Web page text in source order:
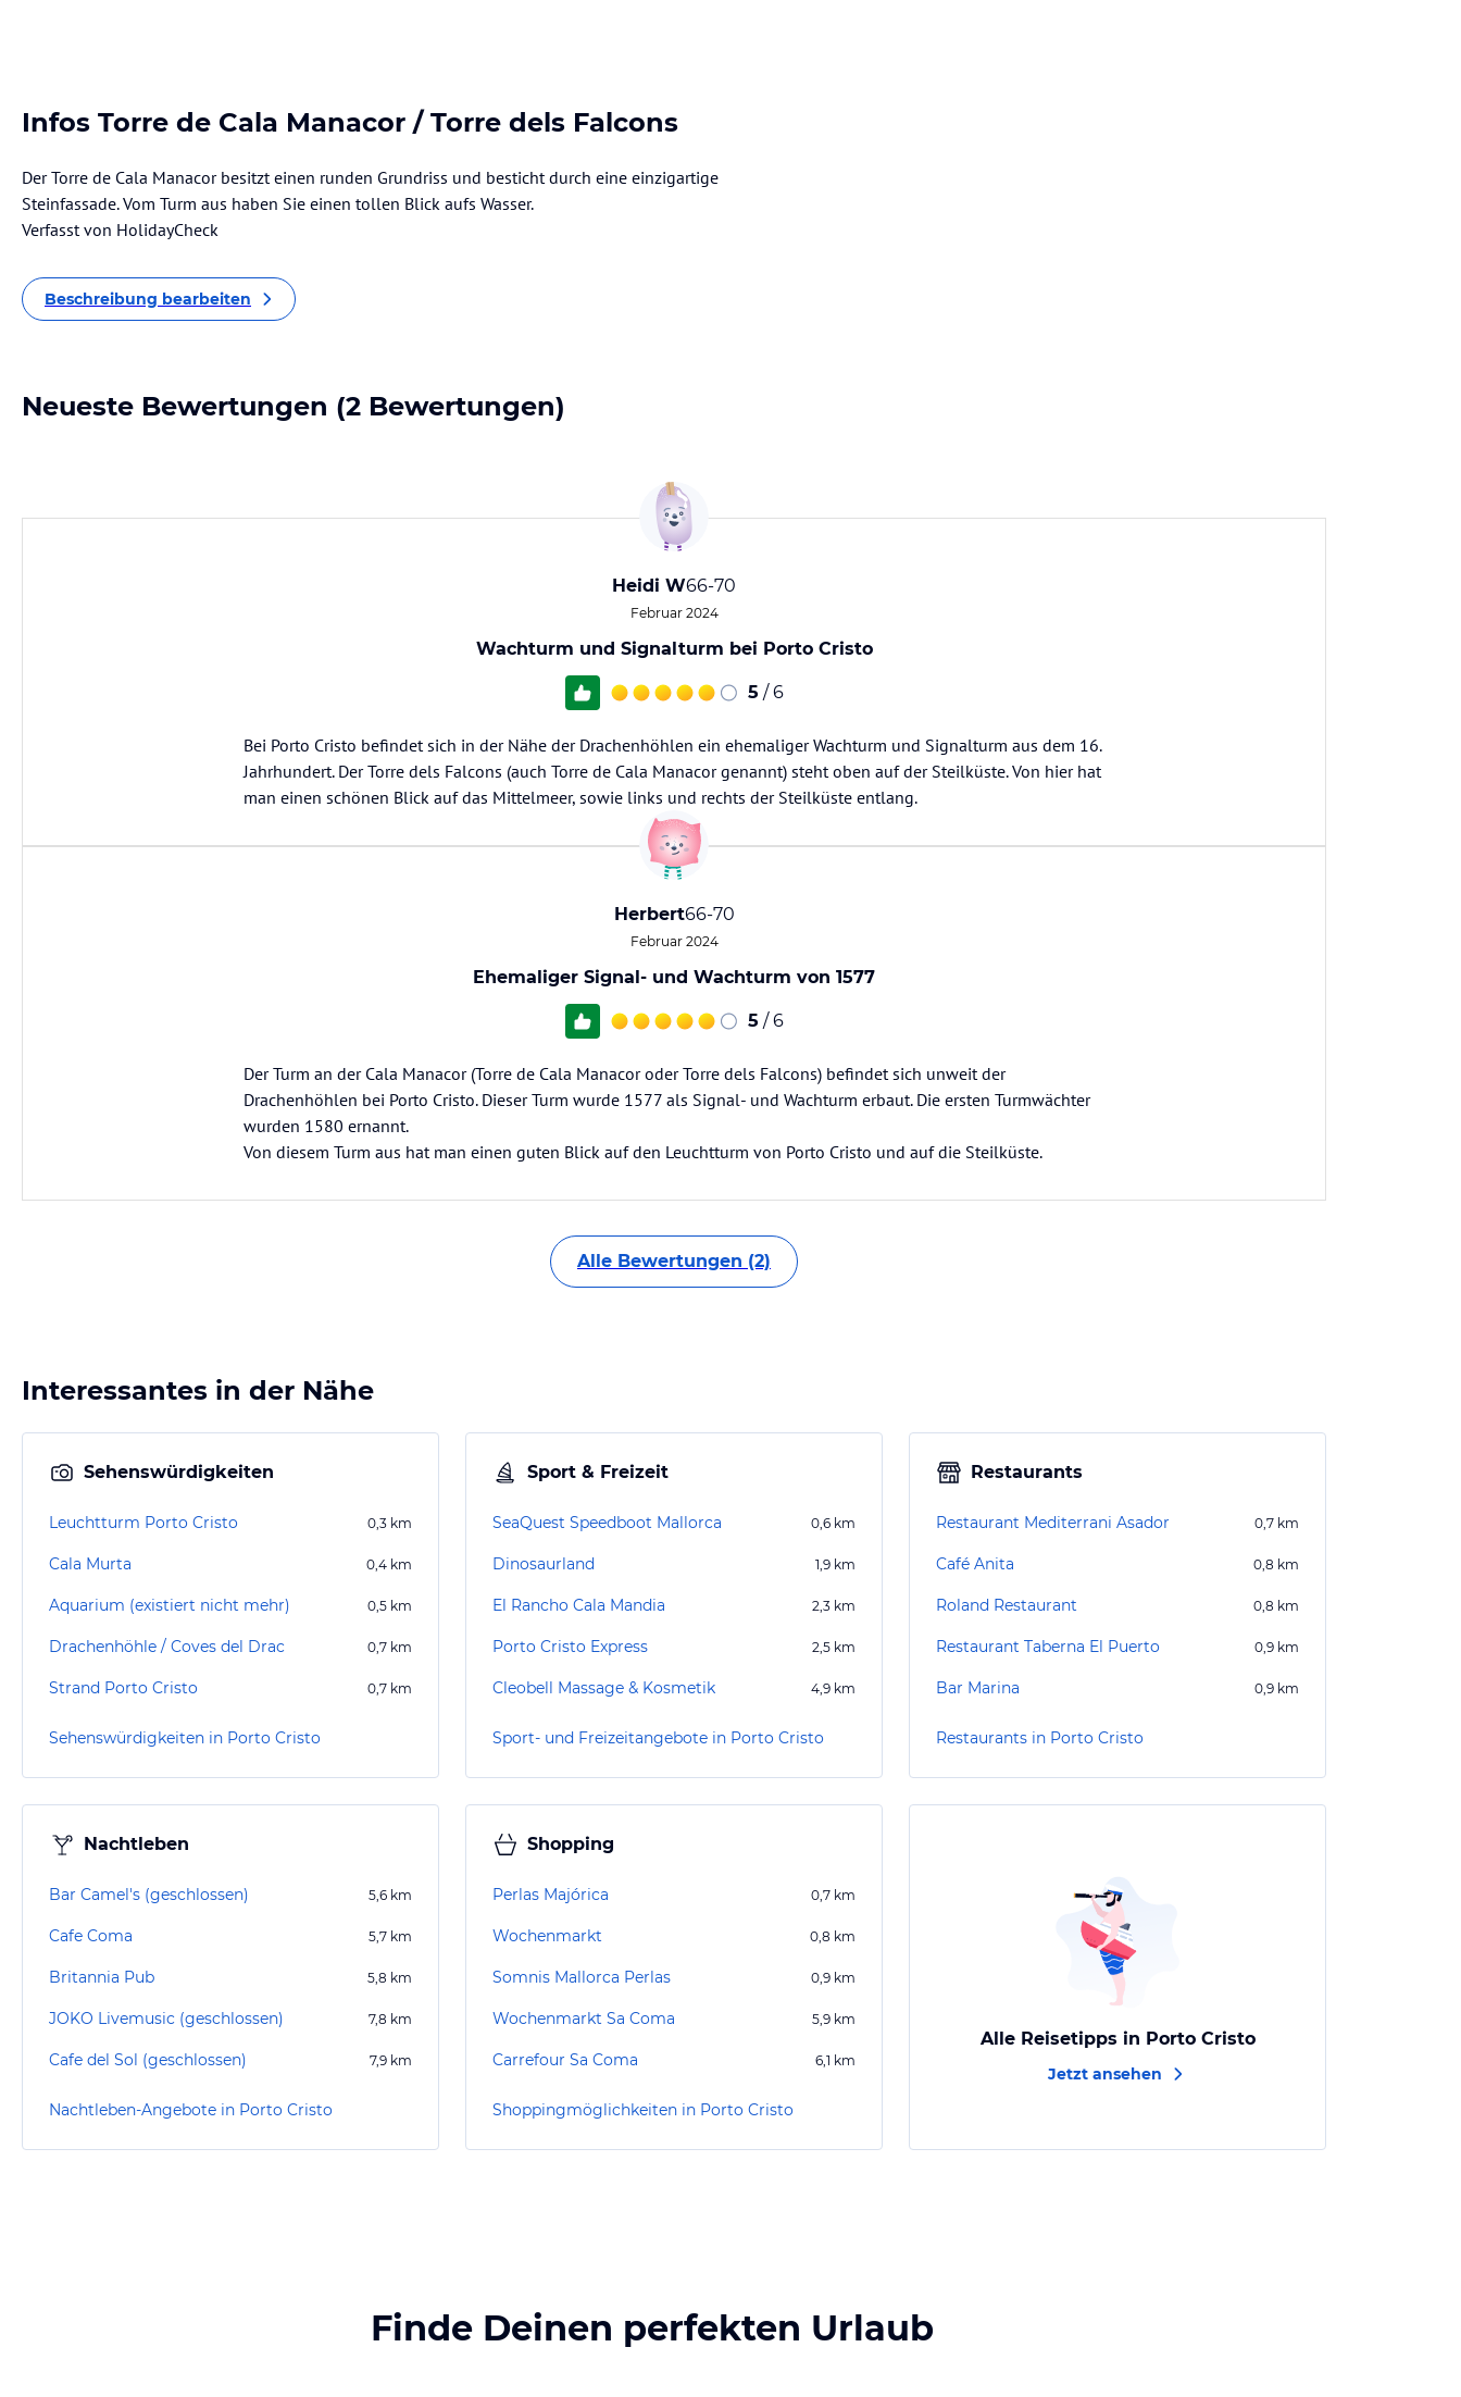
Infos Torre de Cala Manacor / Torre dels Falcons
Der Torre de Cala Manacor besitzt einen runden Grundriss und besticht durch eine einzigartige
Steinfassade. Vom Turm aus haben Sie einen tollen Blick aufs Wasser.
Verfasst von HolidayCheck
Beschreibung bearbeiten
Neueste Bewertungen (2 Bewertungen)
Heidi W66-70
Februar 2024
Wachturm und Signalturm bei Porto Cristo
5 / 6
Bei Porto Cristo befindet sich in der Nähe der Drachenhöhlen ein ehemaliger Wachturm und Signalturm aus dem 16.
Jahrhundert. Der Torre dels Falcons (auch Torre de Cala Manacor genannt) steht oben auf der Steilküste. Von hier hat
man einen schönen Blick auf das Mittelmeer, sowie links und rechts der Steilküste entlang.
Herbert66-70
Februar 2024
Ehemaliger Signal- und Wachturm von 1577
5 / 6
Der Turm an der Cala Manacor (Torre de Cala Manacor oder Torre dels Falcons) befindet sich unweit der
Drachenhöhlen bei Porto Cristo. Dieser Turm wurde 1577 als Signal- und Wachturm erbaut. Die ersten Turmwächter
wurden 1580 ernannt.
Von diesem Turm aus hat man einen guten Blick auf den Leuchtturm von Porto Cristo und auf die Steilküste.
Alle Bewertungen (2)
Interessantes in der Nähe
Sehenswürdigkeiten
Leuchtturm Porto Cristo 0,3 km
Cala Murta 0,4 km
Aquarium (existiert nicht mehr) 0,5 km
Drachenhöhle / Coves del Drac 0,7 km
Strand Porto Cristo 0,7 km
Sehenswürdigkeiten in Porto Cristo
Sport & Freizeit
SeaQuest Speedboot Mallorca 0,6 km
Dinosaurland 1,9 km
El Rancho Cala Mandia 2,3 km
Porto Cristo Express 2,5 km
Cleobell Massage & Kosmetik 4,9 km
Sport- und Freizeitangebote in Porto Cristo
Restaurants
Restaurant Mediterrani Asador 0,7 km
Café Anita 0,8 km
Roland Restaurant 0,8 km
Restaurant Taberna El Puerto 0,9 km
Bar Marina 0,9 km
Restaurants in Porto Cristo
Nachtleben
Bar Camel's (geschlossen) 5,6 km
Cafe Coma 5,7 km
Britannia Pub 5,8 km
JOKO Livemusic (geschlossen) 7,8 km
Cafe del Sol (geschlossen) 7,9 km
Nachtleben-Angebote in Porto Cristo
Shopping
Perlas Majórica 0,7 km
Wochenmarkt 0,8 km
Somnis Mallorca Perlas 0,9 km
Wochenmarkt Sa Coma 5,9 km
Carrefour Sa Coma 6,1 km
Shoppingmöglichkeiten in Porto Cristo
Alle Reisetipps in Porto Cristo
Jetzt ansehen
Finde Deinen perfekten Urlaub